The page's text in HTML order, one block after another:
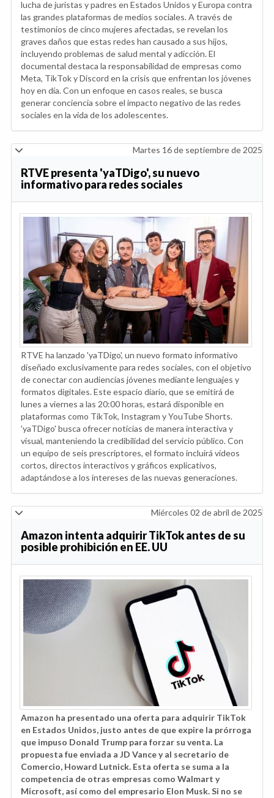
lucha de juristas y padres en Estados Unidos y Europa contra
las grandes plataformas de medios sociales. A través de
testimonios de cinco mujeres afectadas, se revelan los
graves daños que estas redes han causado a sus hijos,
incluyendo problemas de salud mental y adicción. El
documental destaca la responsabilidad de empresas como
Meta, TikTok y Discord en la crisis que enfrentan los jóvenes
hoy en día. Con un enfoque en casos reales, se busca
generar conciencia sobre el impacto negativo de las redes
sociales en la vida de los adolescentes.
Martes 16 de septiembre de 2025
RTVE presenta 'yaTDigo', su nuevo
informativo para redes sociales
RTVE ha lanzado 'yaTDigo', un nuevo formato informativo
diseñado exclusivamente para redes sociales, con el objetivo
de conectar con audiencias jóvenes mediante lenguajes y
formatos digitales. Este espacio diario, que se emitirá de
lunes a viernes a las 20:00 horas, estará disponible en
plataformas como TikTok, Instagram y YouTube Shorts.
'yaTDigo' busca ofrecer noticias de manera interactiva y
visual, manteniendo la credibilidad del servicio público. Con
un equipo de seis prescriptores, el formato incluirá vídeos
cortos, directos interactivos y gráficos explicativos,
adaptándose a los intereses de las nuevas generaciones.
Miércoles 02 de abril de 2025
Amazon intenta adquirir TikTok antes de su
posible prohibición en EE. UU
Amazon ha presentado una oferta para adquirir TikTok
en Estados Unidos, justo antes de que expire la prórroga
que impuso Donald Trump para forzar su venta. La
propuesta fue enviada a JD Vance y al secretario de
Comercio, Howard Lutnick. Esta oferta se suma a la
competencia de otras empresas como Walmart y
Microsoft, así como del empresario Elon Musk. Si no se